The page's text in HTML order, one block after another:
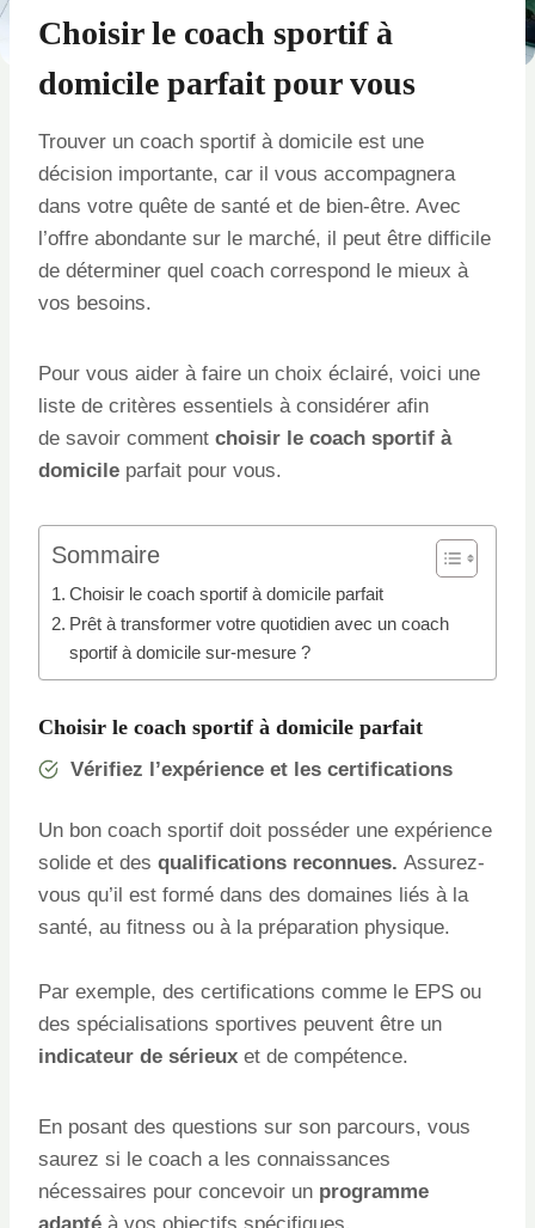
Choisir le coach sportif à
domicile parfait pour vous
Trouver un coach sportif à domicile est une
décision importante, car il vous accompagnera
dans votre quête de santé et de bien-être. Avec
l’offre abondante sur le marché, il peut être difficile
de déterminer quel coach correspond le mieux à
vos besoins.
Pour vous aider à faire un choix éclairé, voici une
liste de critères essentiels à considérer afin
de savoir comment choisir le coach sportif à
domicile parfait pour vous.
Sommaire
Choisir le coach sportif à domicile parfait
Prêt à transformer votre quotidien avec un coach
sportif à domicile sur-mesure ?
Choisir le coach sportif à domicile parfait
Vérifiez l’expérience et les certifications
Un bon coach sportif doit posséder une expérience
solide et des qualifications reconnues. Assurez-
vous qu’il est formé dans des domaines liés à la
santé, au fitness ou à la préparation physique.
Par exemple, des certifications comme le EPS ou
des spécialisations sportives peuvent être un
indicateur de sérieux et de compétence.
En posant des questions sur son parcours, vous
saurez si le coach a les connaissances
nécessaires pour concevoir un programme